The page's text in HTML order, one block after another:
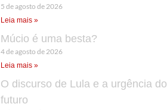
5 de agosto de 2026
Leia mais »
Múcio é uma besta?
4 de agosto de 2026
Leia mais »
O discurso de Lula e a urgência do
futuro